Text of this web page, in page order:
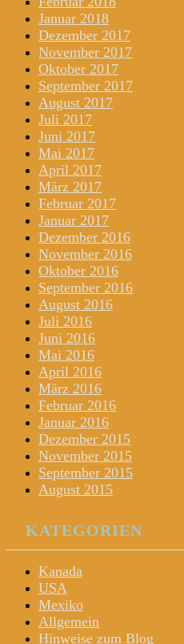
Januar 2018
Dezember 2017
November 2017
Oktober 2017
September 2017
August 2017
Juli 2017
Juni 2017
Mai 2017
April 2017
März 2017
Februar 2017
Januar 2017
Dezember 2016
November 2016
Oktober 2016
September 2016
August 2016
Juli 2016
Juni 2016
Mai 2016
April 2016
März 2016
Februar 2016
Januar 2016
Dezember 2015
November 2015
September 2015
August 2015
KATEGORIEN
Kanada
USA
Mexiko
Allgemein
Hinweise zum Blog